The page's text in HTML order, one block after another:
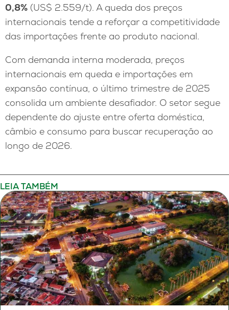
0,8% (US$ 2.559/t). A queda dos preços
internacionais tende a reforçar a competitividade
das importações frente ao produto nacional.
Com demanda interna moderada, preços
internacionais em queda e importações em
expansão contínua, o último trimestre de 2025
consolida um ambiente desafiador. O setor segue
dependente do ajuste entre oferta doméstica,
câmbio e consumo para buscar recuperação ao
longo de 2026.
LEIA TAMBÉM